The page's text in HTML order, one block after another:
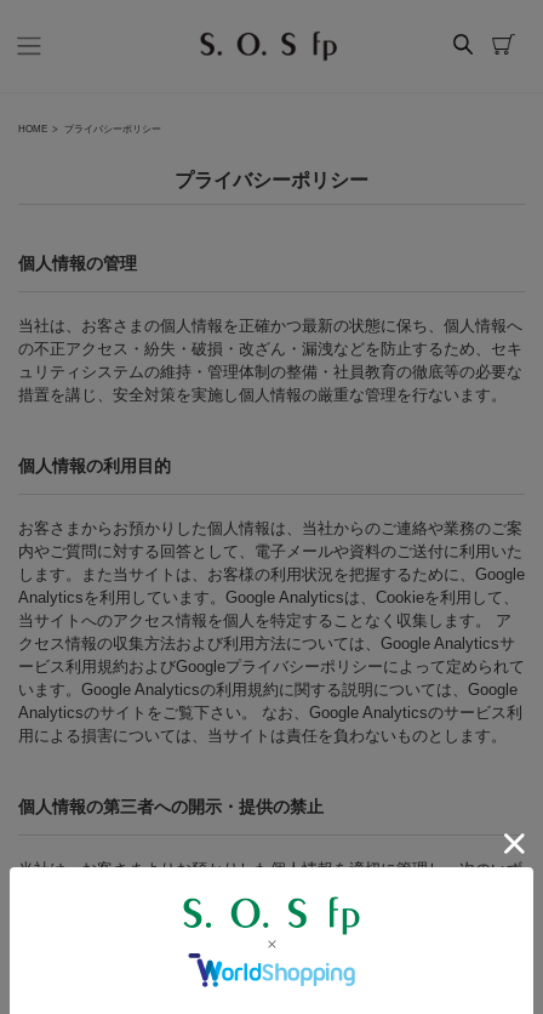
HOME プライバシーポリシー
プライバシーポリシー
個人情報の管理
当社は、お客さまの個人情報を正確かつ最新の状態に保ち、個人情報へ
の不正アクセス・紛失・破損・改ざん・漏洩などを防止するため、セキ
ュリティシステムの維持・管理体制の整備・社員教育の徹底等の必要な
措置を講じ、安全対策を実施し個人情報の厳重な管理を行ないます。
個人情報の利用目的
お客さまからお預かりした個人情報は、当社からのご連絡や業務のご案
内やご質問に対する回答として、電子メールや資料のご送付に利用いた
します。また当サイトは、お客様の利用状況を把握するために、Google
Analyticsを利用しています。Google Analyticsは、Cookieを利用して、
当サイトへのアクセス情報を個人を特定することなく収集します。 ア
クセス情報の収集方法および利用方法については、Google Analyticsサ
ービス利用規約およびGoogleプライバシーポリシーによって定められて
います。Google Analyticsの利用規約に関する説明については、Google
Analyticsのサイトをご覧下さい。 なお、Google Analyticsのサービス利
用による損害については、当サイトは責任を負わないものとします。
個人情報の第三者への開示・提供の禁止
当社は、お客さまよりお預かりした個人情報を適切に管理し、次のいず
れかに該当する場合を除き、個人情報を第三者に開示いたしません。
・お客さまの同意がある場合 ・お客さまが希望されるサービスを行な
うために当社が業務を委託する業者に対して開示する場合 ・法令に基
づき開示することが必要である場合